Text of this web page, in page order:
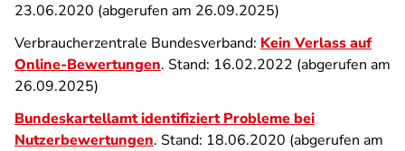
23.06.2020 (abgerufen am 26.09.2025)
Verbraucherzentrale Bundesverband: Kein Verlass auf
Online-Bewertungen. Stand: 16.02.2022 (abgerufen am
26.09.2025)
Bundeskartellamt identifiziert Probleme bei
Nutzerbewertungen. Stand: 18.06.2020 (abgerufen am